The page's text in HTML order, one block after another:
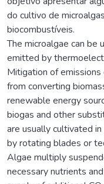
do cultivo de
biocombustíveis.
The microalgae can be
emitted by
Mitigation of
from converting
renewable energy
biogas and other
are usually cultivated
by rotating blades or
Algae multiply
necessary nutrients